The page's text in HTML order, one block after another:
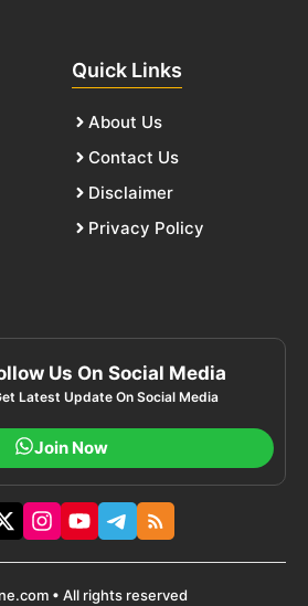
Quick Links
About Us
Contact Us
Disclaimer
Privacy Policy
Us On Social Media
Latest Update On Social Media
Join Now
• All rights reserved